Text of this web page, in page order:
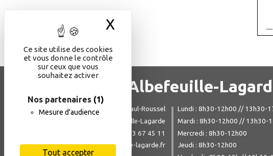
Ce site utilise des cookies
et vous donne le contrôle
sur ceux que vous
souhaitez activer
Nos partenaires (1)
Mesure d'audience
Tout accepter
X Masquer le bandeau
Mairie d'Albefeuille-
244, rue Paul-Roussel
82290 Albefeuille-Lagarde
05 63 67 45 11
mairie@albefeuille-lagarde.fr
Lundi : 8h30-12h00 // 13h30-
Mardi : 8h30-12h00 // 13h30-
Mercredi : 8h30-12h00
Jeudi : 8h30-12h00